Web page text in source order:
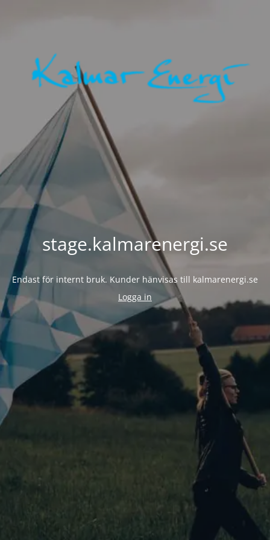
stage.kalmarenergi.se
Endast för internt bruk. Kunder hänvisas till kalmarenergi.se
Logga in